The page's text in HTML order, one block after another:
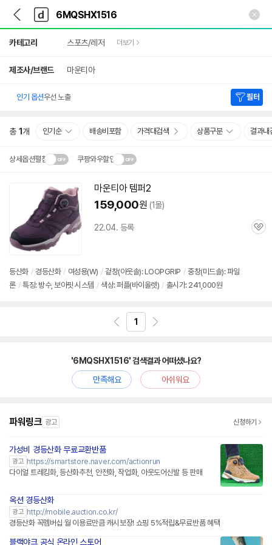
다
나
와
가
기
다
와
메
인
카테고리 스포츠/레저 더보기
제조사/브랜드 마운티아
인기 옵션우선 노출 필터
총 1 개 인기순 배송비포함 가격대검색 상품구분 결과내
상세옵션펼침 쿠팡와우할인
설치 환경·지역에 따라
배송·설치비가 달라집니다.
기
마운티아 템퍼2
159,000원 (1몰)
22.04. 등록
관
등산화 / 경등산화 / 여성용(W) / 겉창(아웃솔): LOOPGRIP / 중창(미드솔): 파일
론 / 특징: 방수, 보아핏 시스템 / 색상: 퍼플(바이올렛) / 출시가: 241,000원
1
'6MQSHX1516' 검색결과 어떠셨나요?
만족해요
아쉬워요
파워링크 광고 신청하기
가성비 경등산화 무료교환반품
광고 https://smartstore.naver.com/actionrun
다이얼 트레킹화, 등산화추천, 안전화, 작업화, 아웃도어신발 등 판매
옥션 경등산화
광고 http://mobile.auction.co.kr/
경등산화 꼭멤버십 월 이용료만큼 캐시보장! 쇼핑 5%적립&무료반품 혜택
블랙야크 공식 온라인 스토어